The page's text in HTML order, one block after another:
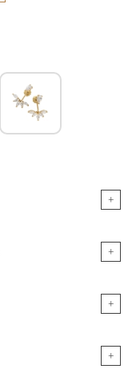
+
+
+
+